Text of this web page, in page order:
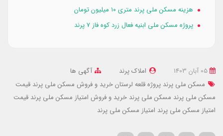
هزینه مسکن ملی پرند متری ۱۰ میلیون تومان
پروژه مسکن ملی ابنیه فعال زرد کوه فاز ۷ پرند
املاک پرند
آگهی ها
مسکن ملی پرند پروژه قلعه لرستانخرید و فروش مسکن ملی پرند قیمت
مسکن ملی پرند مسکن ملی پرند خرید و فروش امتیاز مسکن ملی پرند قیمت
امتیاز مسکن ملی پرند امتیاز مسکن ملی پرند